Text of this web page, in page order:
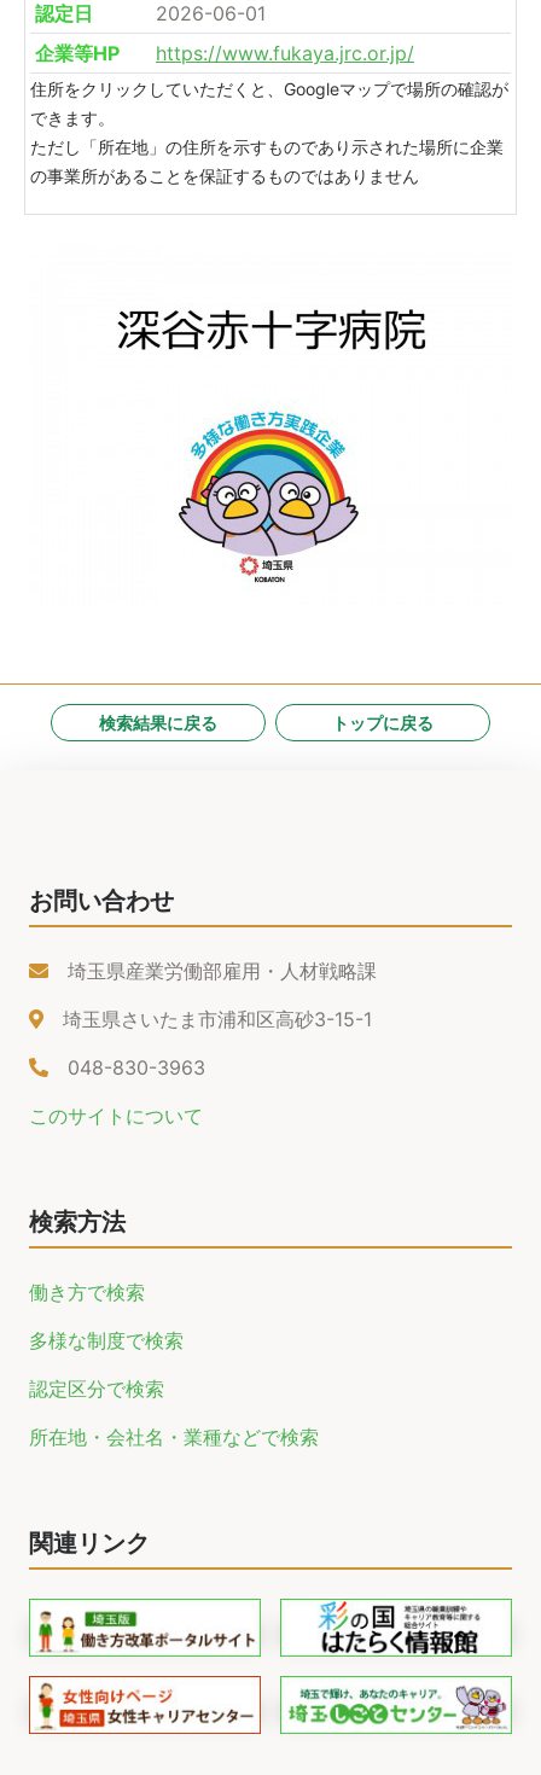
認定日
2026-06-01
企業等HP
https://www.fukaya.jrc.or.jp/
住所をクリックしていただくと、Googleマップで場所の確認が
できます。
ただし「所在地」の住所を示すものであり示された場所に企業
の事業所があることを保証するものではありません
検索結果に戻る トップに戻る
お問い合わせ
埼玉県産業労働部雇用・人材戦略課
埼玉県さいたま市浦和区高砂3-15-1
048-830-3963
このサイトについて
検索方法
働き方で検索
多様な制度で検索
認定区分で検索
所在地・会社名・業種などで検索
関連リンク